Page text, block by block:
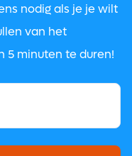
nodig als je je wilt
van het
5 minuten te duren!